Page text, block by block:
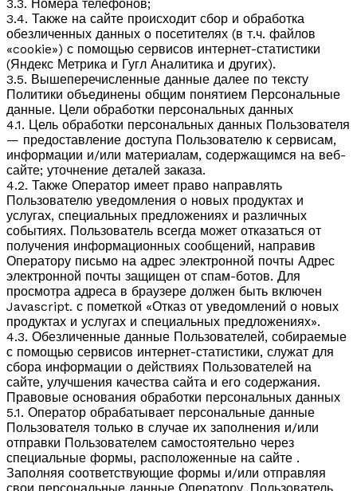
3.3. Номера телефонов;
3.4. Также на сайте происходит сбор и обработка
обезличенных данных о посетителях (в т.ч. файлов
«cookie») с помощью сервисов интернет-статистики
(Яндекс Метрика и Гугл Аналитика и других).
3.5. Вышеперечисленные данные далее по тексту
Политики объединены общим понятием Персональные
данные. Цели обработки персональных данных
4.1. Цель обработки персональных данных Пользователя
— предоставление доступа Пользователю к сервисам,
информации и/или материалам, содержащимся на веб-
сайте; уточнение деталей заказа.
4.2. Также Оператор имеет право направлять
Пользователю уведомления о новых продуктах и
услугах, специальных предложениях и различных
событиях. Пользователь всегда может отказаться от
получения информационных сообщений, направив
Оператору письмо на адрес электронной почты Адрес
электронной почты защищен от спам-ботов. Для
просмотра адреса в браузере должен быть включен
Javascript. с пометкой «Отказ от уведомлений о новых
продуктах и услугах и специальных предложениях».
4.3. Обезличенные данные Пользователей, собираемые
с помощью сервисов интернет-статистики, служат для
сбора информации о действиях Пользователей на
сайте, улучшения качества сайта и его содержания.
Правовые основания обработки персональных данных
5.1. Оператор обрабатывает персональные данные
Пользователя только в случае их заполнения и/или
отправки Пользователем самостоятельно через
специальные формы, расположенные на сайте .
Заполняя соответствующие формы и/или отправляя